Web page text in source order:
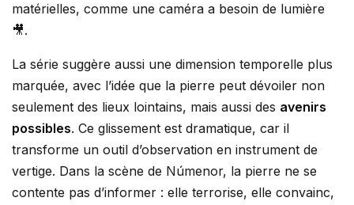
matérielles, comme une caméra a besoin de lumière
🎥.
La série suggère aussi une dimension temporelle plus
marquée, avec l’idée que la pierre peut dévoiler non
seulement des lieux lointains, mais aussi des avenirs
possibles. Ce glissement est dramatique, car il
transforme un outil d’observation en instrument de
vertige. Dans la scène de Númenor, la pierre ne se
contente pas d’informer : elle terrorise, elle convainc,